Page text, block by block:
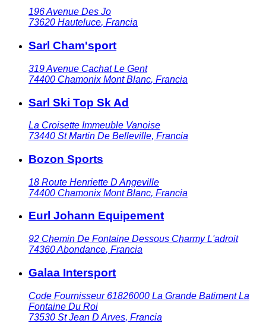
196 Avenue Des Jo
73620 Hauteluce, Francia
Sarl Cham'sport
319 Avenue Cachat Le Gent
74400 Chamonix Mont Blanc, Francia
Sarl Ski Top Sk Ad
La Croisette Immeuble Vanoise
73440 St Martin De Belleville, Francia
Bozon Sports
18 Route Henriette D Angeville
74400 Chamonix Mont Blanc, Francia
Eurl Johann Equipement
92 Chemin De Fontaine Dessous Charmy L'adroit
74360Abondance, Francia
Galaa Intersport
Code Fournisseur 61826000 La Grande Batiment La
Fontaine Du Roi
73530 St Jean D Arves, Francia